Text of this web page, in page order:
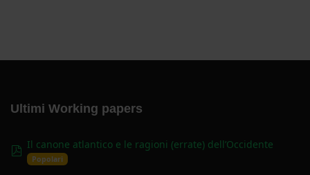
Ultimi Working papers
pdf
Il canone atlantico e le ragioni (errate) dell’Occidente
Popolari